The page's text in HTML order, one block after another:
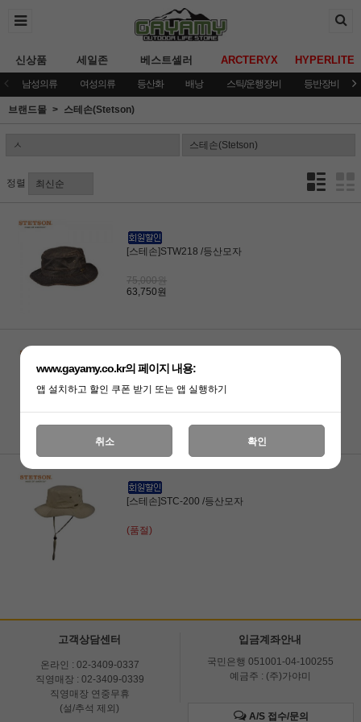
신상품 세일존 베스트셀러 ARCTERYX HYPERLITE
남성의류 여성의류 등산화 배낭 스틱/운행장비 등반장비
브랜드몰 스테손(Stetson)
정렬
[스테손]STW218 /등산모자
75,000원
63,750원
[스테손]STC-263 /등산모자
[스테손]STC-200 /등산모자
(품절)
고객상담센터
온라인 : 02-3409-0337
직영매장 : 02-3409-0339
직영매장 연중무휴
(설/추석 제외)
입금계좌안내
국민은행 051001-04-100255
예금주 : (주)가야미
A/S 접수/문의
www.gayamy.co.kr의 페이지 내용:
앱 설치하고 할인 쿠폰 받기 또는 앱 실행하기
취소 확인